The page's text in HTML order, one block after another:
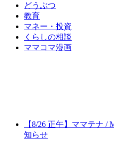
どうぶつ
教育
マネー・投資
くらしの相談
ママコマ漫画
【8/26 正午】ママテナ /
知らせ